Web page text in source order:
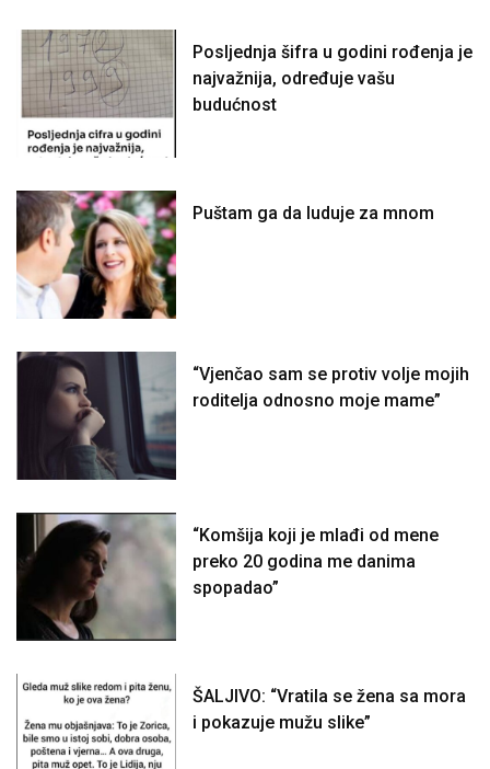
Posljednja šifra u godini rođenja je
najvažnija, određuje vašu
budućnost
Puštam ga da luduje za mnom
“Vjenčao sam se protiv volje mojih
roditelja odnosno moje mame”
“Komšija koji je mlađi od mene
preko 20 godina me danima
spopadao”
ŠALJIVO: “Vratila se žena sa mora
i pokazuje mužu slike”